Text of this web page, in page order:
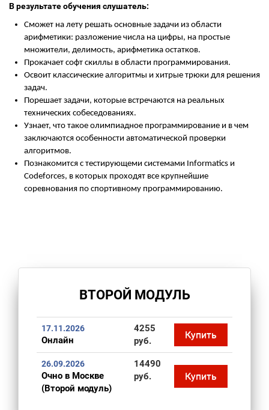
В результате обучения слушатель:
Сможет на лету решать основные задачи из области
арифметики: разложение числа на цифры, на простые
множители, делимость, арифметика остатков.
Прокачает софт скиллы в области программирования.
Освоит классические алгоритмы и хитрые трюки для решения
задач.
Порешает задачи, которые встречаются на реальных
технических собеседованиях.
Узнает, что такое олимпиадное программирование и в чем
заключаются особенности автоматической проверки
алгоритмов.
Познакомится с тестирующеми системами Informatics и
Codeforces, в которых проходят все крупнейшие
соревнования по спортивному программированию.
ВТОРОЙ МОДУЛЬ
17.11.2026
Онлайн
4255
руб.
Купить
26.09.2026
Очно в Москве
(Второй модуль)
14490
руб.
Купить